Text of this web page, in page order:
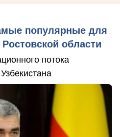
популярные для
области
потока